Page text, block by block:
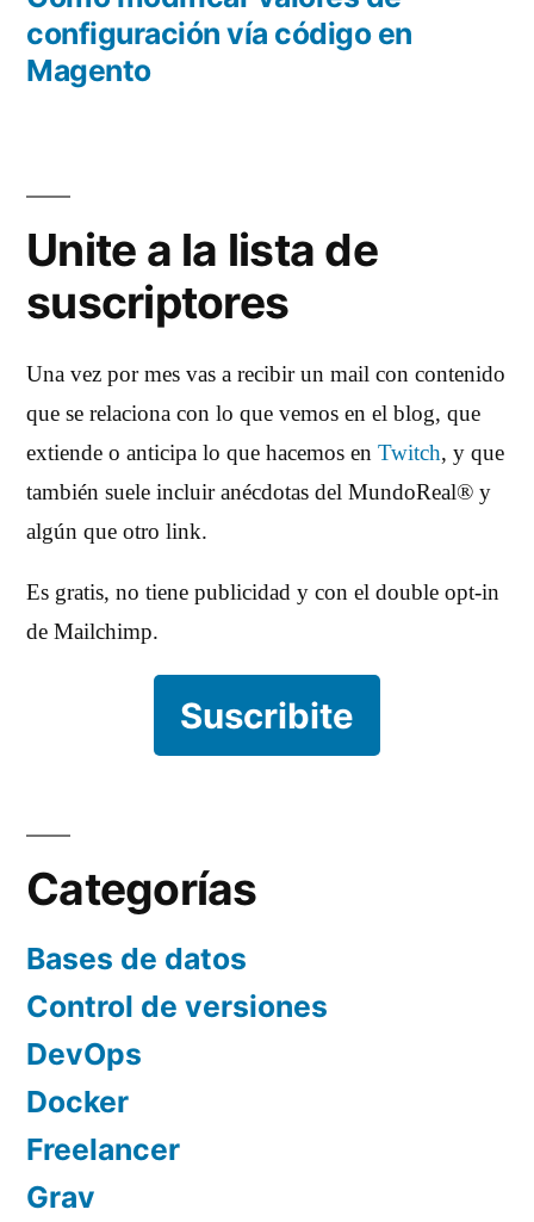
configuración vía código en
Magento
Unite a la lista de
suscriptores
Una vez por mes vas a recibir un mail con contenido
que se relaciona con lo que vemos en el blog, que
extiende o anticipa lo que hacemos en Twitch, y que
también suele incluir anécdotas del MundoReal® y
algún que otro link.
Es gratis, no tiene publicidad y con el double opt-in
de Mailchimp.
Suscribite
Categorías
Bases de datos
Control de versiones
DevOps
Docker
Freelancer
Grav